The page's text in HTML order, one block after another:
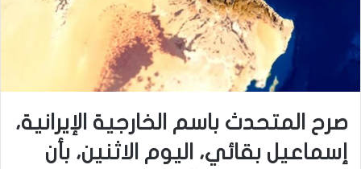
صرح المتحدث باسم الخارجية الإيرانية،
إسماعيل بقائي، اليوم الاثنين، بأن